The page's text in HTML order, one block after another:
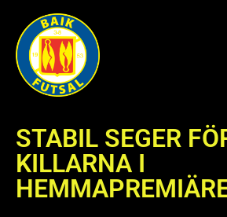
STABIL SEGER
KILLARNA I